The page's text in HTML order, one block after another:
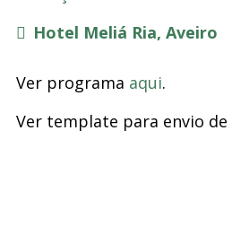
Hotel Meliá Ria, Aveiro
Ver programa aqui.
Ver template para envio de